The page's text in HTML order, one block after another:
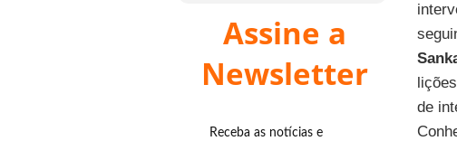
Assine a
Newsletter
Receba as notícias e
de